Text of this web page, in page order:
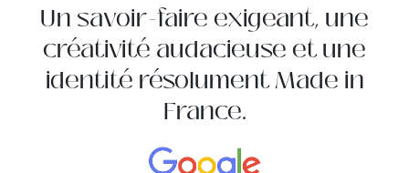
Un savoir-faire exigeant, une
créativité audacieuse et une
identité résolument Made in
France.